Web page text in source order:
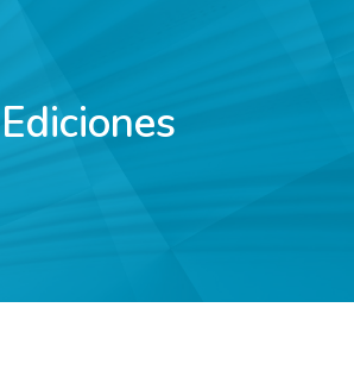
Ediciones